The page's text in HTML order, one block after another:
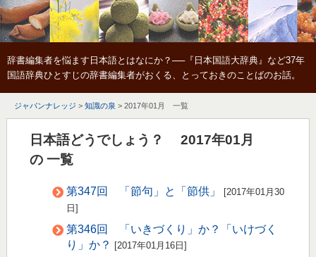
辞書編集者を悩ます日本語とはなにか？──『日本国語大辞典』など37年
国語辞典ひとすじの辞書編集者がおくる、とっておきのことばのお話。
ジャパンナレッジ > 知識の泉 > 2017年01月 一覧
日本語どうでしょう？ 2017年01月
の 一覧
第347回 「節句」と「節供」
[2017年01月30
日]
第346回 「いきづくり」か？「いけづく
り」か？
[2017年01月16日]